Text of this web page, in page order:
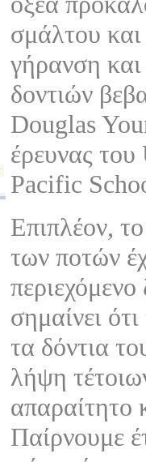
σμάλτου
γήρανση
δοντιών
Douglas
έρευνας
Pacific
Επιπλέον,
των ποτών
σημαίνει
τα δόντια
λήψη
απαραίτητο
Παίρνουμε